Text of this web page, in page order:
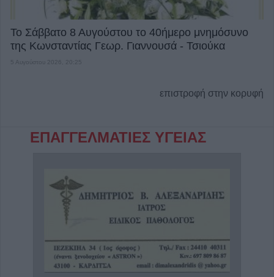
Το Σάββατο 8 Αυγούστου το 40ήμερο μνημόσυνο
της Κωνσταντίας Γεωρ. Γιαννουσά - Τσιούκα
5 Αυγούστου 2026, 20:25
επιστροφή στην κορυφή
ΕΠΑΓΓΕΛΜΑΤΙΕΣ ΥΓΕΙΑΣ